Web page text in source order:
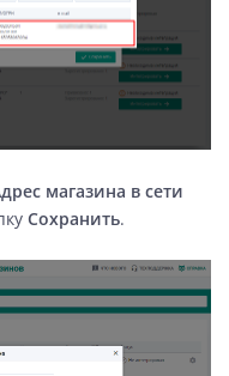
магазина в сети
Сохранить.